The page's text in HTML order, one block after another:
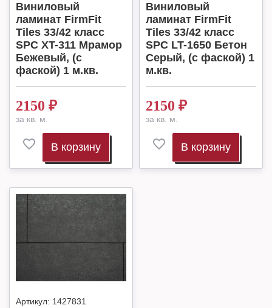
Виниловый
ламинат FirmFit
Tiles 33/42 класс
SPC XT-311 Мрамор
Бежевый, (с
фаской) 1 м.кв.
2150 ₽
за кв. м.
В корзину
Виниловый
ламинат FirmFit
Tiles 33/42 класс
SPC LT-1650 Бетон
Серый, (с фаской) 1
м.кв.
2150 ₽
за кв. м.
В корзину
Артикул: 1427831